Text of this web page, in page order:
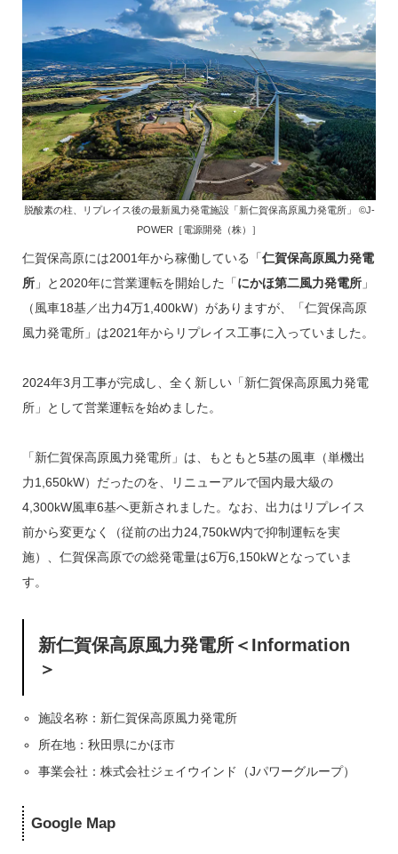
脱酸素の柱、リプレイス後の最新風力発電施設「新仁賀保高原風力発電所」 ©J-
POWER［電源開発（株）］
仁賀保高原には2001年から稼働している「仁賀保高原風力発電
所」と2020年に営業運転を開始した「にかほ第二風力発電所」
（風車18基／出力4万1,400kW）がありますが、「仁賀保高原
風力発電所」は2021年からリプレイス工事に入っていました。
2024年3月工事が完成し、全く新しい「新仁賀保高原風力発電
所」として営業運転を始めました。
「新仁賀保高原風力発電所」は、もともと5基の風車（単機出
力1,650kW）だったのを、リニューアルで国内最大級の
4,300kW風車6基へ更新されました。なお、出力はリプレイス
前から変更なく（従前の出力24,750kW内で抑制運転を実
施）、仁賀保高原での総発電量は6万6,150kWとなっていま
す。
新仁賀保高原風力発電所＜Information
＞
施設名称：新仁賀保高原風力発電所
所在地：秋田県にかほ市
事業会社：株式会社ジェイウインド（Jパワーグループ）
Google Map